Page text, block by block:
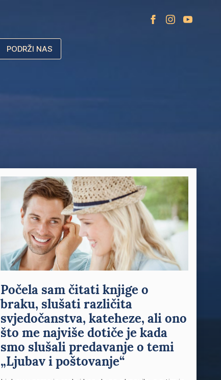
PODRŽI NAS
Počela sam čitati knjige o
braku, slušati različita
svjedočanstva, kateheze, ali ono
što me najviše dotiče je kada
smo slušali predavanje o temi
„Ljubav i poštovanje“